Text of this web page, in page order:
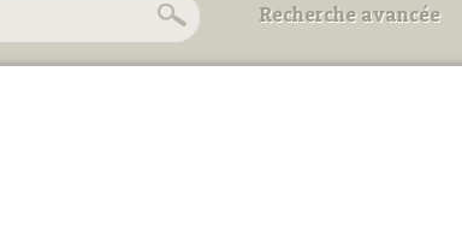
Recherche avancée
Utilisez les champs ci-dessous